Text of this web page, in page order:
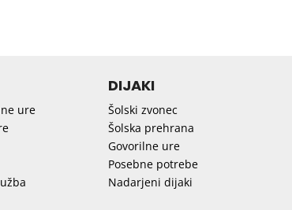
ure
DIJAKI
Šolski zvonec
Šolska prehrana
Govorilne ure
Posebne potrebe
Nadarjeni dijaki